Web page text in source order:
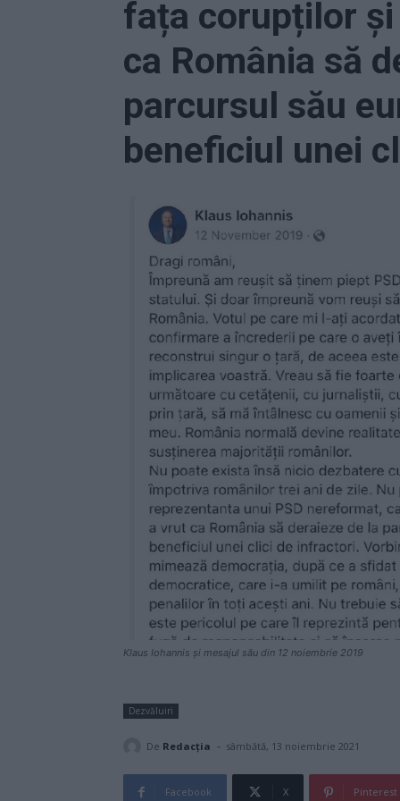
fața corupților
ca România să
parcursul său
beneficiul unei
Klaus Iohannis și mesajul său din 12 noiembrie 2019
Dezvăluiri
De Redacţia - sâmbătă, 13 noiembrie 2021
Facebook X Pinterest